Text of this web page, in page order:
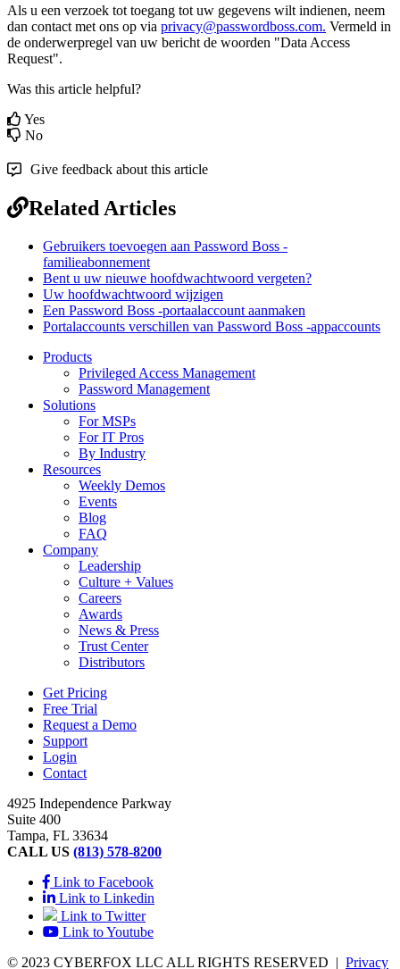
Als u een verzoek tot toegang tot uw gegevens wilt indienen, neem
dan contact met ons op via privacy@passwordboss.com. Vermeld in
de onderwerpregel van uw bericht de woorden "Data Access
Request".
Was this article helpful?
Yes
No
Give feedback about this article
Related Articles
Gebruikers toevoegen aan Password Boss -
familieabonnement
Bent u uw nieuwe hoofdwachtwoord vergeten?
Uw hoofdwachtwoord wijzigen
Een Password Boss -portaalaccount aanmaken
Portalaccounts verschillen van Password Boss -appaccounts
Products
Privileged Access Management
Password Management
Solutions
For MSPs
For IT Pros
By Industry
Resources
Weekly Demos
Events
Blog
FAQ
Company
Leadership
Culture + Values
Careers
Awards
News & Press
Trust Center
Distributors
Get Pricing
Free Trial
Request a Demo
Support
Login
Contact
4925 Independence Parkway
Suite 400
Tampa, FL 33634
CALL US (813) 578-8200
Link to Facebook
Link to Linkedin
Link to Twitter
Link to Youtube
© 2023 CYBERFOX LLC ALL RIGHTS RESERVED | Privacy